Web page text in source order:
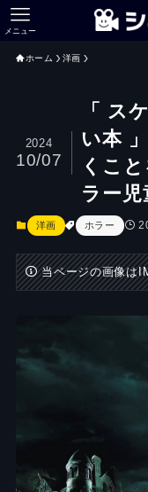
メニュー
ホーム 洋画
「 ス
い本
くこ
ラー児
2024
10/07
洋画 ホラー
当ページの画像は